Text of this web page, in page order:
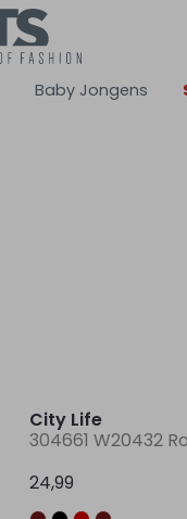
Baby Jongens
City Life
304661 W20432
24,99